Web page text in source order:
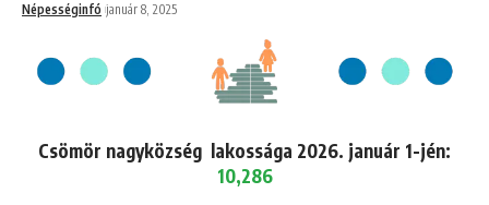
Népességinfó január 8, 2025
Csömör nagyközség lakossága 2026. január 1-jén:
10,286